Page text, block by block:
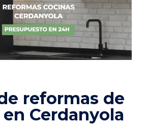
reformas de
Cerdanyola